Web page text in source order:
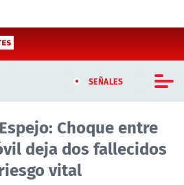
SEÑALES
CHILE
Choque entre
deja dos fallecidos
vital